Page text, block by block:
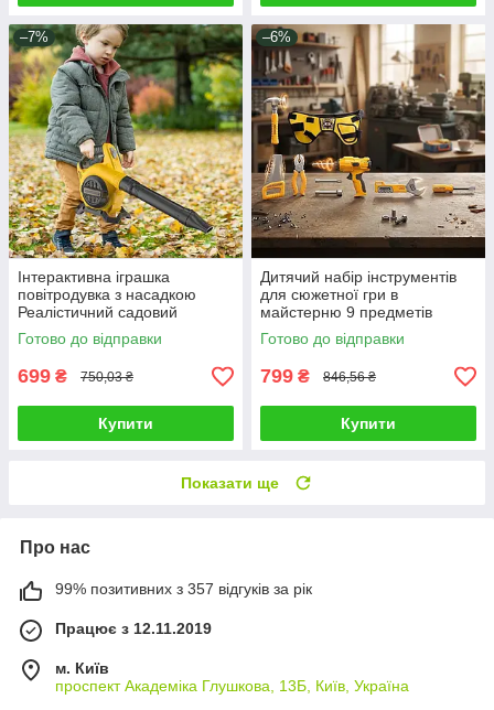
–7%
Інтерактивна іграшка
повітродувка з насадкою
Реалістичний садовий
інструмент дуйка для ігор на
свіжому повітрі
Готово до відправки
699 ₴ 750,03 ₴
Купити
–6%
Дитячий набір інструментів
для сюжетної гри в
майстерню 9 предметів
іграшковий інвентар столяра
Готово до відправки
799 ₴ 846,56 ₴
Купити
Показати ще
Про нас
99% позитивних з 357 відгуків за рік
Працює з 12.11.2019
м. Київ
проспект Академіка Глушкова, 13Б, Київ, Україна